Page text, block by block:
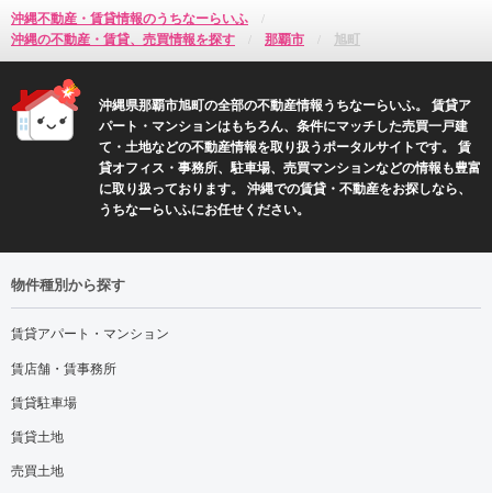
沖縄不動産・賃貸情報のうちなーらいふ
沖縄の不動産・賃貸、売買情報を探す
那覇市 旭町
沖縄県那覇市旭町の全部の不動産情報うちなーらいふ。 賃貸ア
パート・マンションはもちろん、条件にマッチした売買一戸建
て・土地などの不動産情報を取り扱うポータルサイトです。 賃
貸オフィス・事務所、駐車場、売買マンションなどの情報も豊富
に取り扱っております。 沖縄での賃貸・不動産をお探しなら、
うちなーらいふにお任せください。
物件種別から探す
賃貸アパート・マンション
賃店舗・賃事務所
賃貸駐車場
賃貸土地
売買土地